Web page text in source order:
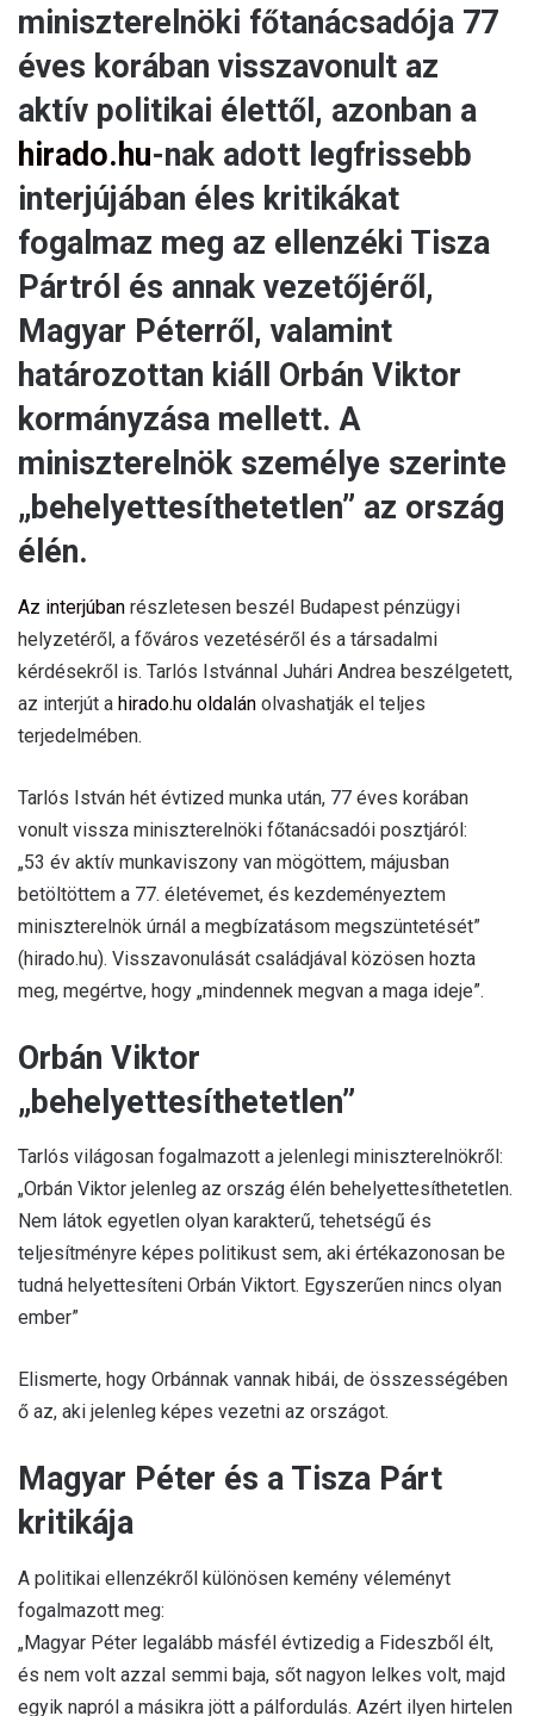
miniszterelnöki főtanácsadója 77
éves korában visszavonult az
aktív politikai élettől, azonban a
hirado.hu-nak adott legfrissebb
interjújában éles kritikákat
fogalmaz meg az ellenzéki Tisza
Pártról és annak vezetőjéről,
Magyar Péterről, valamint
határozottan kiáll Orbán Viktor
kormányzása mellett. A
miniszterelnök személye szerinte
„behelyettesíthetetlen” az ország
élén.
Az interjúban részletesen beszél Budapest pénzügyi
helyzetéről, a főváros vezetéséről és a társadalmi
kérdésekről is. Tarlós Istvánnal Juhári Andrea beszélgetett,
az interjút a hirado.hu oldalán olvashatják el teljes
terjedelmében.
Tarlós István hét évtized munka után, 77 éves korában
vonult vissza miniszterelnöki főtanácsadói posztjáról:
„53 év aktív munkaviszony van mögöttem, májusban
betöltöttem a 77. életévemet, és kezdeményeztem
miniszterelnök úrnál a megbízatásom megszüntetését”
(hirado.hu). Visszavonulását családjával közösen hozta
meg, megértve, hogy „mindennek megvan a maga ideje”.
Orbán Viktor
„behelyettesíthetetlen”
Tarlós világosan fogalmazott a jelenlegi miniszterelnökről:
„Orbán Viktor jelenleg az ország élén behelyettesíthetetlen.
Nem látok egyetlen olyan karakterű, tehetségű és
teljesítményre képes politikust sem, aki értékazonosan be
tudná helyettesíteni Orbán Viktort. Egyszerűen nincs olyan
ember”
Elismerte, hogy Orbánnak vannak hibái, de összességében
ő az, aki jelenleg képes vezetni az országot.
Magyar Péter és a Tisza Párt
kritikája
A politikai ellenzékről különösen kemény véleményt
fogalmazott meg:
„Magyar Péter legalább másfél évtizedig a Fideszből élt,
és nem volt azzal semmi baja, sőt nagyon lelkes volt, majd
egyik napról a másikra jött a pálfordulás. Azért ilyen hirtelen